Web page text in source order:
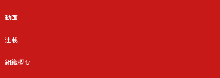
動画
連載
組織概要